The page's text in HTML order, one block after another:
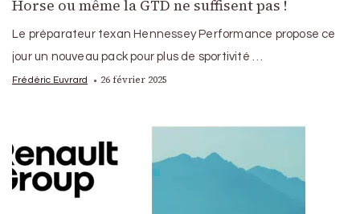
Horse ou même la GTD ne suffisent pas !
Le préparateur texan Hennessey Performance propose ce
jour un nouveau pack pour plus de sportivité …
Frédéric Euvrard 26 février 2025